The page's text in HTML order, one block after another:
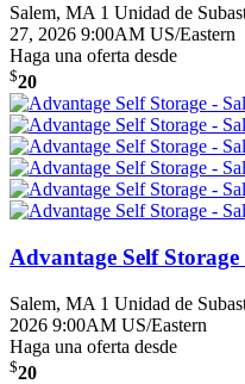
Salem, MA 1 Unidad de
27, 2026 9:00AM US/Eastern
Haga una oferta desde
$20
Advantage Self
Salem, MA 1 Unidad de
2026 9:00AM US/Eastern
Haga una oferta desde
$20